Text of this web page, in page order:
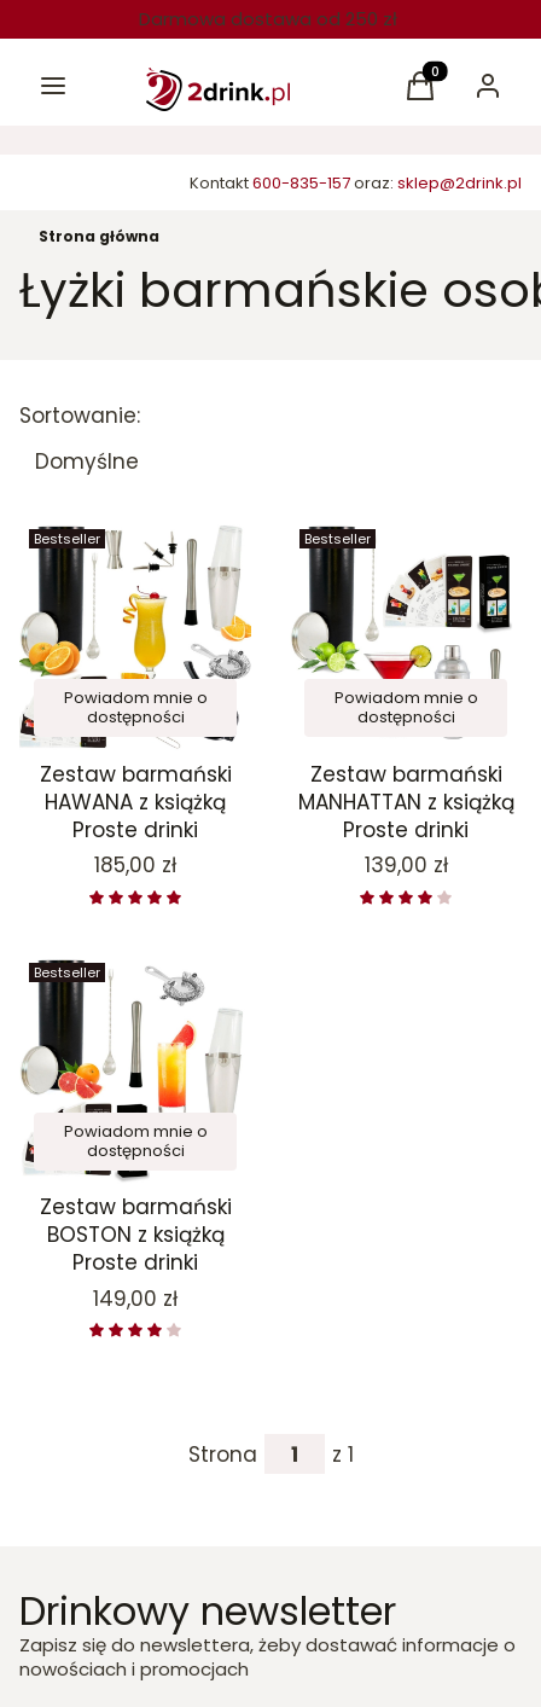
Darmowa dostawa od 250 zł
Menu Produkty w
Koszyk Zaloguj
Kontakt600-835-157oraz: sklep@2drink.pl
Strona główna
Łyżki barmańskie
Lista produktów
Sortowanie:
Domyślne
Bestseller
Powiadom mnie o
dostępności
Zestaw barmański
HAWANA z książką
Proste drinki
Cena
185,00 zł
Bestseller
Powiadom mnie o
dostępności
Zestaw barmański
MANHATTAN z książką
Proste drinki
Cena
139,00 zł
Bestseller
Powiadom mnie o
dostępności
Zestaw barmański
BOSTON z książką
Proste drinki
Cena
149,00 zł
Strona z 1
Drinkowy newsletter
Zapisz się do newslettera, żeby dostawać informacje o
nowościach i promocjach